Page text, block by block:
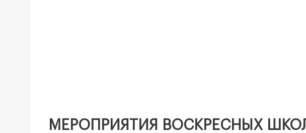
МЕРОПРИЯТИЯ ВОСКРЕСНЫХ ШКОЛ